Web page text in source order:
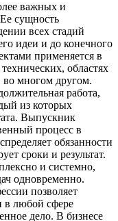
важных и
сущность
всех стадий
идеи и до конечного
применяется в
областях
во многом другом.
работа,
из которых
Выпускник
процесс в
обязанности
сроки и результат.
и системно,
одновременно.
позволяет
в любой сфере
дело. В бизнесе